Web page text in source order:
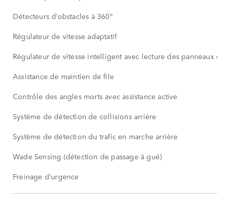
Détecteurs d’obstacles à 360°
Régulateur de vitesse adaptatif
Régulateur de vitesse intelligent avec lecture des panneaux de
Assistance de maintien de file
Contrôle des angles morts avec assistance active
Système de détection de collisions arrière
Système de détection du trafic en marche arrière
Wade Sensing (détection de passage à gué)
Freinage d’urgence